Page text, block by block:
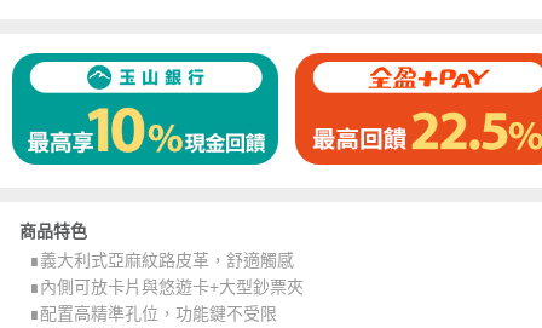
商品特色
∎義大利式亞麻紋路皮革，舒適觸感
∎內側可放卡片與悠遊卡+大型鈔票夾
∎配置高精準孔位，功能鍵不受限